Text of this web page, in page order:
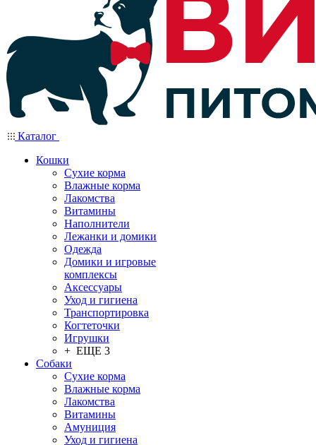
Каталог
Кошки
Сухие корма
Влажные корма
Лакомства
Витамины
Наполнители
Лежанки и домики
Одежда
Домики и игровые
комплексы
Аксессуары
Уход и гигиена
Транспортировка
Когтеточки
Игрушки
+ ЕЩЕ 3
Собаки
Сухие корма
Влажные корма
Лакомства
Витамины
Амуниция
Уход и гигиена